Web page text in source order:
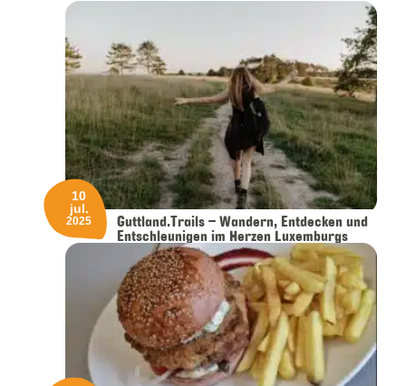
Guttland.Trails – Wandern, Entdecken und
Entschleunigen im Herzen Luxemburgs
10
jul.
2025